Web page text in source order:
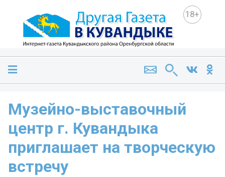
18+
Музейно-выставочный
центр г. Кувандыка
приглашает на творческую
встречу